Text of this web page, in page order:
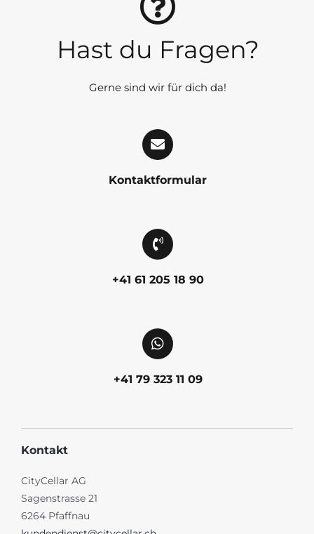
Hast du Fragen?
Gerne sind wir für dich da!
Kontaktformular
+41 61 205 18 90
+41 79 323 11 09
Kontakt
CityCellar AG
Sagenstrasse 21
6264 Pfaffnau